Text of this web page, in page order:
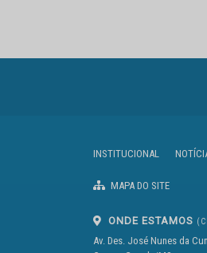
INSTITUCIONAL
MAPA DO SITE
ONDE ESTAMOS
Av. Des. José Nunes da